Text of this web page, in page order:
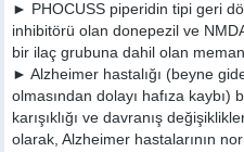
► PHOCUSS piperidin tipi geri
inhibitörü olan donepezil ve
bir ilaç grubuna dahil olan
► Alzheimer hastalığı (beyne
olmasından dolayı hafıza kaybı)
karışıklığı ve davranış
olarak, Alzheimer hastalarının